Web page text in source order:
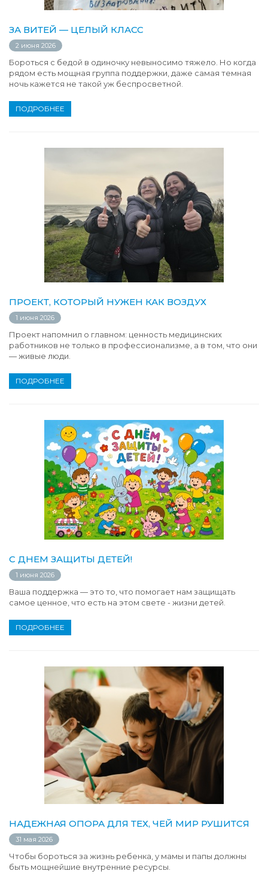
ЗА ВИТЕЙ — ЦЕЛЫЙ КЛАСС
2 июня 2026
Бороться с бедой в одиночку невыносимо тяжело. Но когда
рядом есть мощная группа поддержки, даже самая темная
ночь кажется не такой уж беспросветной.
ПОДРОБНЕЕ
ПРОЕКТ, КОТОРЫЙ НУЖЕН КАК ВОЗДУХ
1 июня 2026
Проект напомнил о главном: ценность медицинских
работников не только в профессионализме, а в том, что они
— живые люди.
ПОДРОБНЕЕ
С ДНЕМ ЗАЩИТЫ ДЕТЕЙ!
1 июня 2026
Ваша поддержка — это то, что помогает нам защищать
самое ценное, что есть на этом свете - жизни детей.
ПОДРОБНЕЕ
НАДЕЖНАЯ ОПОРА ДЛЯ ТЕХ, ЧЕЙ МИР РУШИТСЯ
31 мая 2026
Чтобы бороться за жизнь ребенка, у мамы и папы должны
быть мощнейшие внутренние ресурсы.